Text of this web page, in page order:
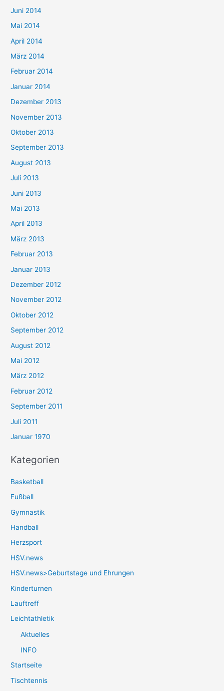
Juni 2014
Mai 2014
April 2014
März 2014
Februar 2014
Januar 2014
Dezember 2013
November 2013
Oktober 2013
September 2013
August 2013
Juli 2013
Juni 2013
Mai 2013
April 2013
März 2013
Februar 2013
Januar 2013
Dezember 2012
November 2012
Oktober 2012
September 2012
August 2012
Mai 2012
März 2012
Februar 2012
September 2011
Juli 2011
Januar 1970
Kategorien
Basketball
Fußball
Gymnastik
Handball
Herzsport
HSV.news
HSV.news>Geburtstage und Ehrungen
Kinderturnen
Lauftreff
Leichtathletik
Aktuelles
INFO
Startseite
Tischtennis